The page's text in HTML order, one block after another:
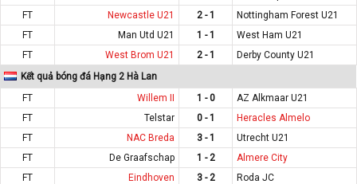
FT
Newcastle U21 2 - 1
Nottingham Forest U21
FT
Man Utd U21 1 - 1
West Ham U21
FT
West Brom U21 2 - 1
Derby County U21
Kết quả bóng đá Hạng 2 Hà Lan
FT
Willem II 1 - 0
AZ Alkmaar U21
FT
Telstar 0 - 1
Heracles Almelo
FT
NAC Breda 3 - 1
Utrecht U21
FT
De Graafschap 1 - 2
Almere City
FT
Eindhoven 3 - 2
Roda JC